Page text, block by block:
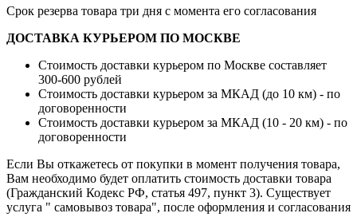
Срок резерва товара три дня с момента его согласования
ДОСТАВКА КУРЬЕРОМ ПО МОСКВЕ
Стоимость доставки курьером по Москве составляет
300-600 рублей
Стоимость доставки курьером за МКАД (до 10 км) - по
договоренности
Стоимость доставки курьером за МКАД (10 - 20 км) - по
договоренности
Если Вы откажетесь от покупки в момент получения товара,
Вам необходимо будет оплатить стоимость доставки товара
(Гражданский Кодекс РФ, статья 497, пункт 3). Существует
услуга " самовывоз товара", после оформления и согласования